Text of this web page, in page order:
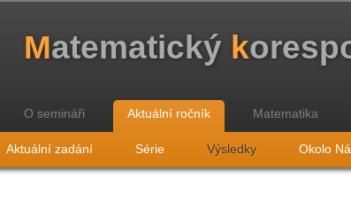
Matematický k
O semináři Aktuální ročník Matematika
Aktuální zadání Série Výsledky Okolo